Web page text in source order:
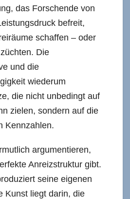
das Forschende von
befreit,
schaffen – oder
Die
und die
wiederum
die nicht unbedingt auf
zielen, sondern auf die
Kennzahlen.
argumentieren,
Anreizstruktur gibt.
seine eigenen
Kunst liegt darin, die